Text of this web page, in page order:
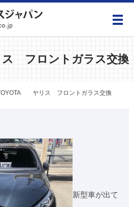
メ
フロントガラス交換
ヤリス フロントガラス交換
新型車が出て